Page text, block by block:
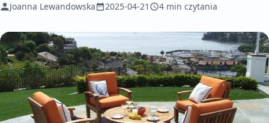
Joanna Lewandowska 2025-04-21 4 min czytania